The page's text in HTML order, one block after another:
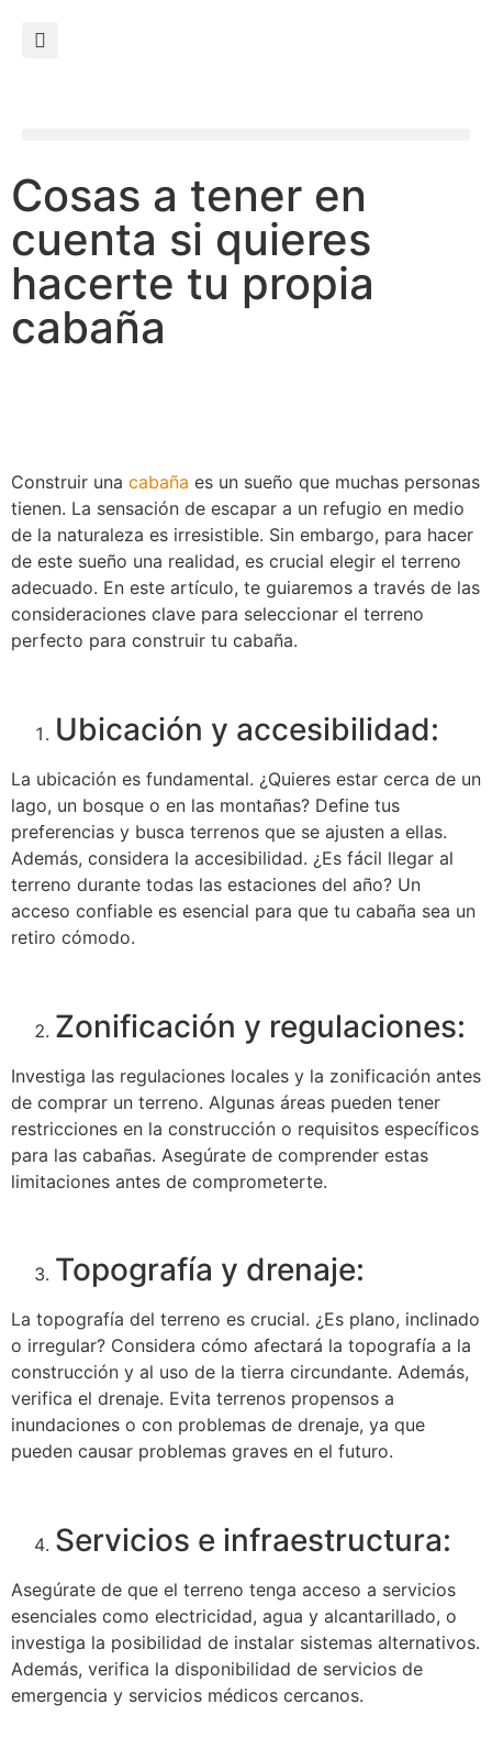
Cosas a tener en
cuenta si quieres
hacerte tu propia
cabaña
Construir una cabaña es un sueño que muchas personas
tienen. La sensación de escapar a un refugio en medio
de la naturaleza es irresistible. Sin embargo, para hacer
de este sueño una realidad, es crucial elegir el terreno
adecuado. En este artículo, te guiaremos a través de las
consideraciones clave para seleccionar el terreno
perfecto para construir tu cabaña.
Ubicación y accesibilidad:
La ubicación es fundamental. ¿Quieres estar cerca de un
lago, un bosque o en las montañas? Define tus
preferencias y busca terrenos que se ajusten a ellas.
Además, considera la accesibilidad. ¿Es fácil llegar al
terreno durante todas las estaciones del año? Un
acceso confiable es esencial para que tu cabaña sea un
retiro cómodo.
Zonificación y regulaciones:
Investiga las regulaciones locales y la zonificación antes
de comprar un terreno. Algunas áreas pueden tener
restricciones en la construcción o requisitos específicos
para las cabañas. Asegúrate de comprender estas
limitaciones antes de comprometerte.
Topografía y drenaje:
La topografía del terreno es crucial. ¿Es plano, inclinado
o irregular? Considera cómo afectará la topografía a la
construcción y al uso de la tierra circundante. Además,
verifica el drenaje. Evita terrenos propensos a
inundaciones o con problemas de drenaje, ya que
pueden causar problemas graves en el futuro.
Servicios e infraestructura:
Asegúrate de que el terreno tenga acceso a servicios
esenciales como electricidad, agua y alcantarillado, o
investiga la posibilidad de instalar sistemas alternativos.
Además, verifica la disponibilidad de servicios de
emergencia y servicios médicos cercanos.